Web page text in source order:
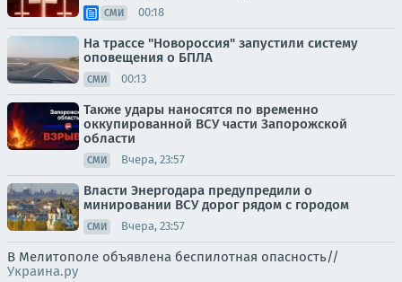
СМИ 00:18
На трассе "Новороссия" запустили систему
оповещения о БПЛА
СМИ 00:13
Также удары наносятся по временно
оккупированной ВСУ части Запорожской
области
СМИ Вчера, 23:57
Власти Энергодара предупредили о
минировании ВСУ дорог рядом с городом
СМИ Вчера, 23:57
В Мелитополе объявлена беспилотная опасность//
Украина.ру